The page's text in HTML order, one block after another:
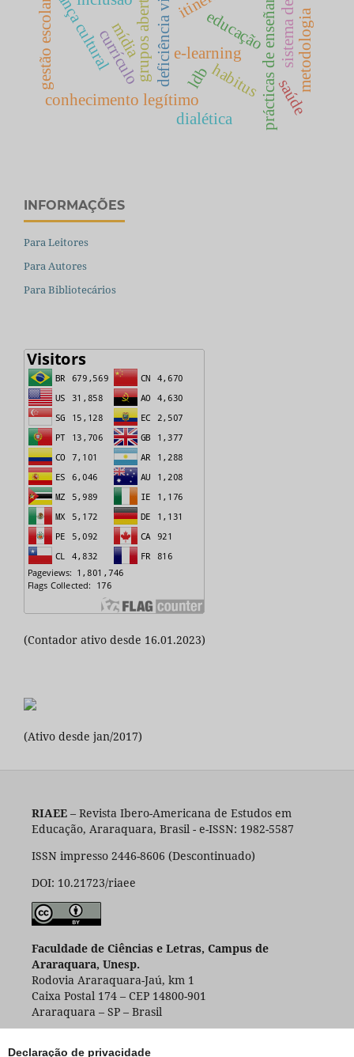
Declaração de privacidade
educação
deficiência visual e-learning prácticas de enseñanza
habitus
herança cultural
conhecimento legítimo saúde
metodologia
grupos abertos
dialética
currículo
gestão escolar ldb
mídia
INFORMAÇÕES
Para Leitores
Para Autores
Para Bibliotecários
(Contador ativo desde 16.01.2023)
(Ativo desde jan/2017)
RIAEE– Revista Ibero-Americana de Estudos em
Educação, Araraquara, Brasil - e-ISSN: 1982-5587
ISSN impresso 2446-8606 (Descontinuado)
DOI: 10.21723/riaee
Faculdade de Ciências e Letras, Campus de
Araraquara, Unesp.
Rodovia Araraquara-Jaú, km 1
Caixa Postal 174 – CEP 14800-901
Araraquara – SP – Brasil